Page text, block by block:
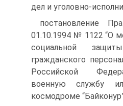
дел и уголовно-
постановление
01.10.1994 № 1122 “О
социальной
гражданского
Российской
военную службу
космодроме